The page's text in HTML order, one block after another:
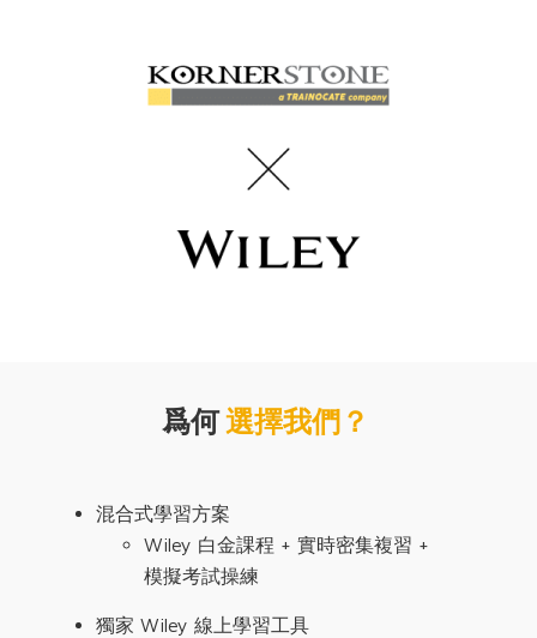
爲何選擇我們？
混合式學習方案
Wiley 白金課程 + 實時密集複習 +
模擬考試操練
獨家 Wiley 線上學習工具